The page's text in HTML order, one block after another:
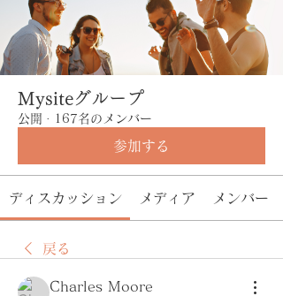
Mysiteグループ
公開 · 167名のメンバー
参加する
ディスカッション メディア メンバー
戻る
Charles Moore